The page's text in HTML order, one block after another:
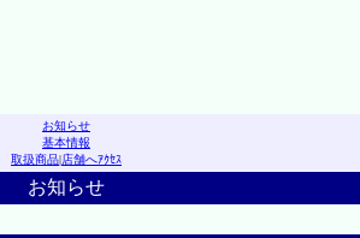
お知らせ
基本情報
取扱商品|店舗へｱｸｾｽ
お知らせ